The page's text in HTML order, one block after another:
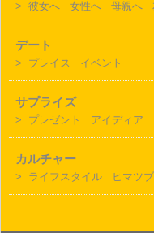
> 彼女へ 女性へ 母親へ
デート
> プレイス イベント
サプライズ
> プレゼント アイディア
カルチャー
> ライフスタイル ヒマツ